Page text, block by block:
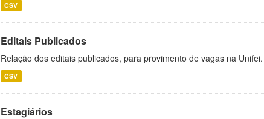
CSV
Editais Publicados
Relação dos editais publicados, para provimento de vagas na Unifei.
CSV
Estagiários